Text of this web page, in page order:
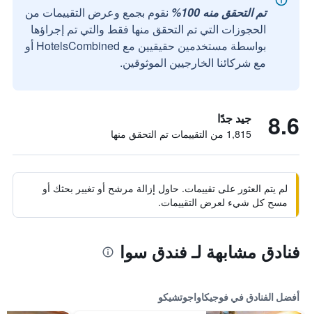
تم التحقق منه 100%
نقوم بجمع وعرض التقييمات من
الحجوزات التي تم التحقق منها فقط والتي تم إجراؤها
بواسطة مستخدمين حقيقيين مع HotelsCombined أو
مع شركائنا الخارجيين الموثوقين.
8.6 جيد جدًا
1,815 من التقييمات تم التحقق منها
لم يتم العثور على تقييمات. حاول إزالة مرشح أو تغيير بحثك أو
مسح كل شيء لعرض التقييمات.
فنادق مشابهة لـ فندق سوا
أفضل الفنادق في فوجيكاواجوتشيكو